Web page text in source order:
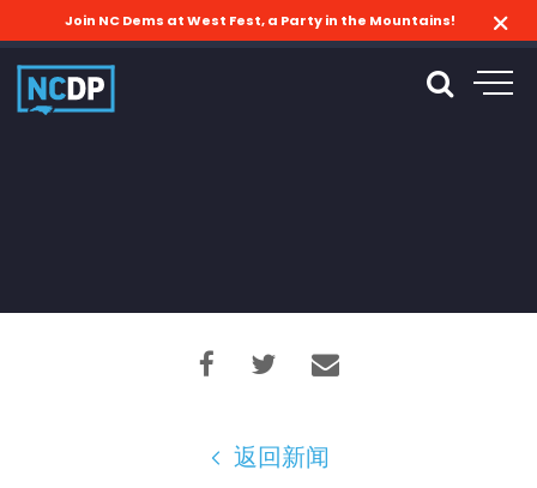
Join NC Dems at West Fest, a Party in the Mountains!
返回新闻